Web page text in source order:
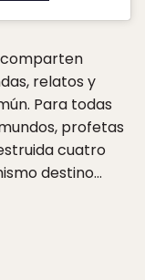
comparten
relatos y
Para todas
profetas
cuatro
destino…